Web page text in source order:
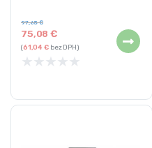
Jednoduchý, univerzálny dizajn
75,08€
97,65€
(61,04€bez DPH)
★ ★ ★ ★ ★